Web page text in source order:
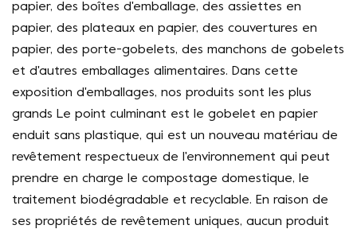
papier, des boîtes d'emballage, des assiettes en
papier, des plateaux en papier, des couvertures en
papier, des porte-gobelets, des manchons de gobelets
et d'autres emballages alimentaires. Dans cette
exposition d'emballages, nos produits sont les plus
grands Le point culminant est le gobelet en papier
enduit sans plastique, qui est un nouveau matériau de
revêtement respectueux de l'environnement qui peut
prendre en charge le compostage domestique, le
traitement biodégradable et recyclable. En raison de
ses propriétés de revêtement uniques, aucun produit